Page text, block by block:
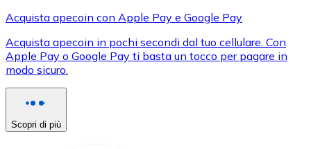
XRP
XRP
Vedi tutto
Acquista apecoin con Apple Pay e Google Pay
Acquista apecoin in pochi secondi dal tuo cellulare. Con
Apple Pay o Google Pay ti basta un tocco per pagare in
modo sicuro.
Scopri di più